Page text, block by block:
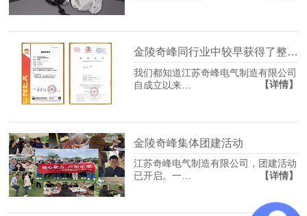
金陵奇峰同行业中较早获得了整体车用尿素加注泵防爆证书厂家
我们都知道江苏奇峰电气制造有限公司
自成立以来…
【详情】
金陵奇峰集体团建活动
江苏奇峰电气制造有限公司，团建活动
已开启。一…
【详情】